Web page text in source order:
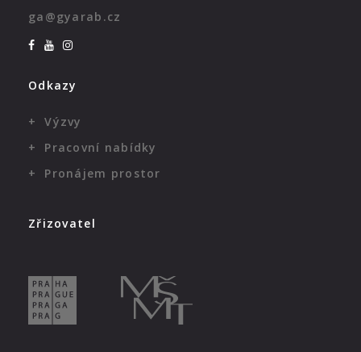
ga@gyarab.cz
Odkazy
Výzvy
Pracovní nabídky
Pronájem prostor
Zřizovatel